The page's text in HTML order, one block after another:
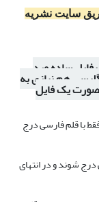
سایت نشریه
ساده ورد
هم نیازی به
یک فایل
با قلم فارسی درج
شوند و در انتهای